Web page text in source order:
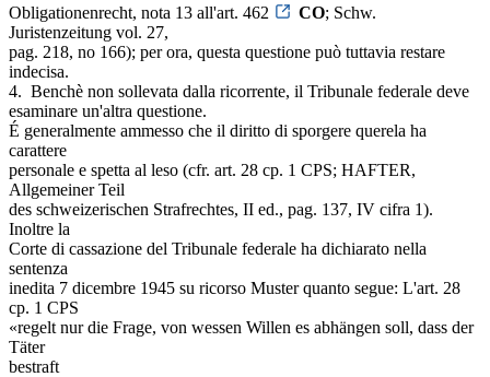
Obligationenrecht, nota 13 all'art. 462
CO; Schw.
Juristenzeitung vol. 27,
pag. 218, no 166); per ora, questa questione può tuttavia restare
indecisa.
4. ­ Benchè non sollevata dalla ricorrente, il Tribunale federale deve
esaminare un'altra questione.
É generalmente ammesso che il diritto di sporgere querela ha
carattere
personale e spetta al leso (cfr. art. 28 cp. 1 CPS; HAFTER,
Allgemeiner Teil
des schweizerischen Strafrechtes, II ed., pag. 137, IV cifra 1).
Inoltre la
Corte di cassazione del Tribunale federale ha dichiarato nella
sentenza
inedita 7 dicembre 1945 su ricorso Muster quanto segue: L'art. 28
cp. 1 CPS
«regelt nur die Frage, von wessen Willen es abhängen soll, dass der
Täter
bestraft